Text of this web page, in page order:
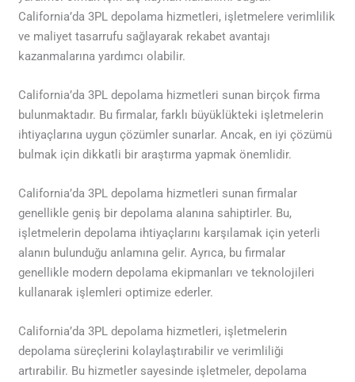
California’da 3PL depolama hizmetleri, işletmelere verimlilik
ve maliyet tasarrufu sağlayarak rekabet avantajı
kazanmalarına yardımcı olabilir.
California’da 3PL depolama hizmetleri sunan birçok firma
bulunmaktadır. Bu firmalar, farklı büyüklükteki işletmelerin
ihtiyaçlarına uygun çözümler sunarlar. Ancak, en iyi çözümü
bulmak için dikkatli bir araştırma yapmak önemlidir.
California’da 3PL depolama hizmetleri sunan firmalar
genellikle geniş bir depolama alanına sahiptirler. Bu,
işletmelerin depolama ihtiyaçlarını karşılamak için yeterli
alanın bulunduğu anlamına gelir. Ayrıca, bu firmalar
genellikle modern depolama ekipmanları ve teknolojileri
kullanarak işlemleri optimize ederler.
California’da 3PL depolama hizmetleri, işletmelerin
depolama süreçlerini kolaylaştırabilir ve verimliliği
artırabilir. Bu hizmetler sayesinde işletmeler, depolama